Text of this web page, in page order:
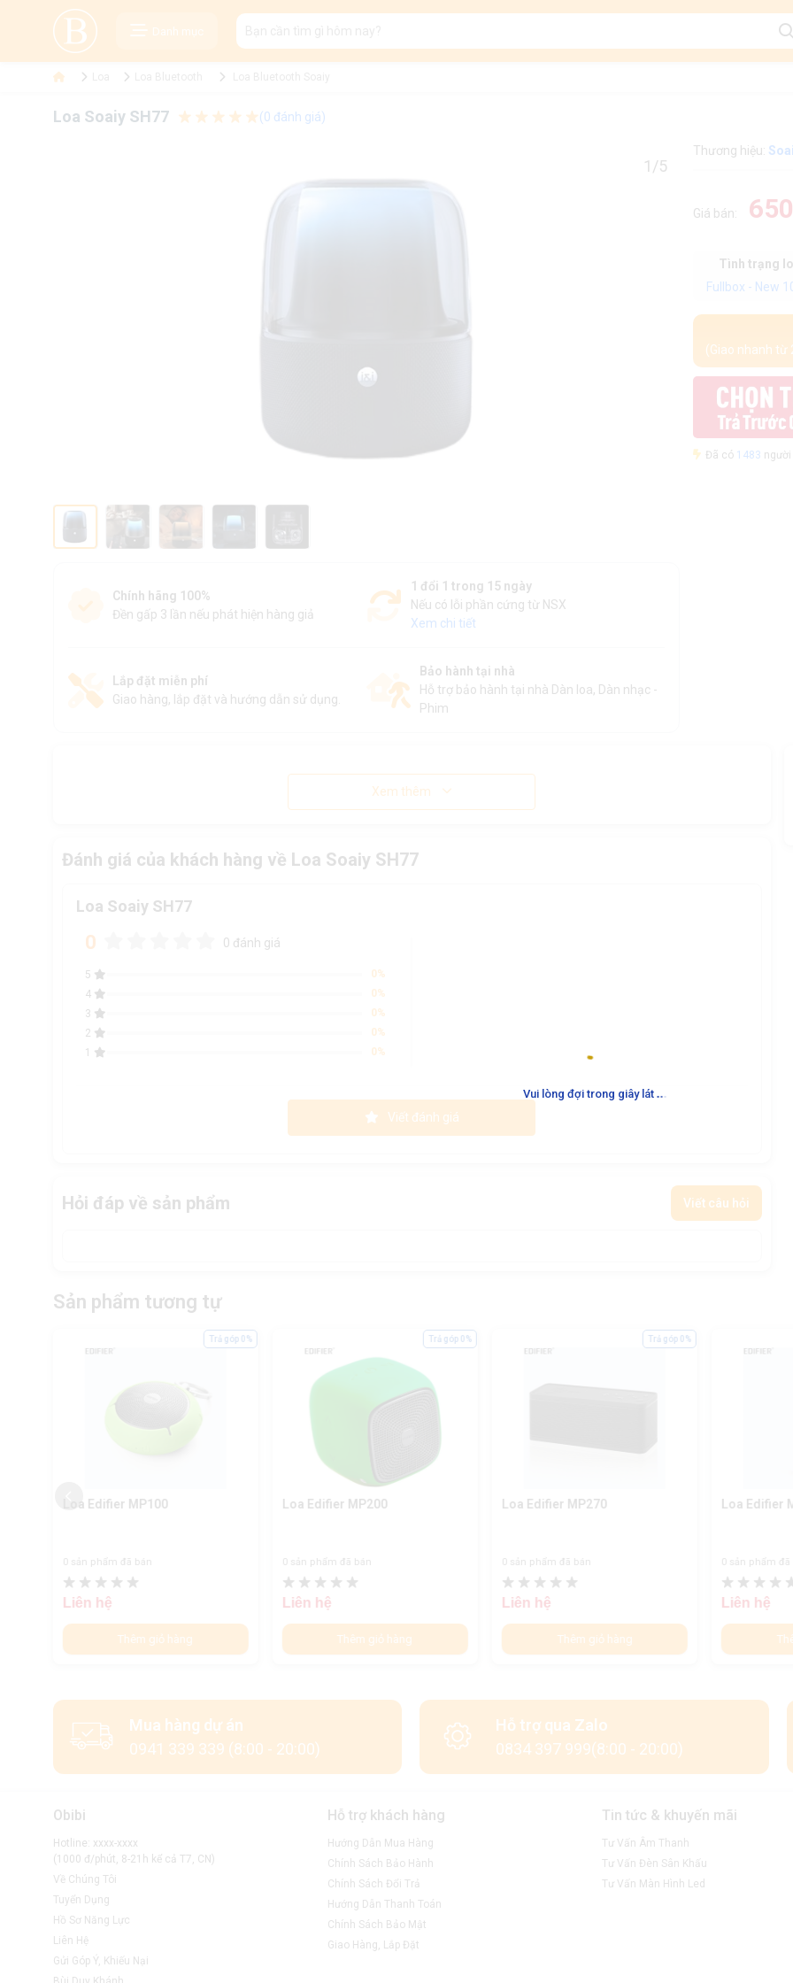
Vui lòng đợi trong giây lát ...
Danh mục
Loa Soaiy SH77 (0 đánh giá)
1/5
Chính hãng 100%
Đền gấp 3 lần nếu phát hiện hàng giả
1 đổi 1 trong 15 ngày
Nếu có lỗi phần cứng từ NSX
Xem chi tiết
Lắp đặt miễn phí
Giao hàng, lắp đặt và hướng dẫn sử dụng.
Bảo hành tại nhà
Hỗ trợ bảo hành tại nhà Dàn loa, Dàn nhạc -
Phim
Thương hiệu:
Giá bán:
Tình trạng
Fullbox - New
(Giao nhanh từ
Đã có 1483
Xem thêm
Đánh giá của khách hàng về Loa Soaiy SH77
Loa Soaiy SH77
0 0 đánh giá
5
0%
4
0%
3
0%
2
0%
1
0%
Viết đánh giá
Hỏi đáp về sản phẩm Viết câu hỏi
Sản phẩm tương tự
Loa Edifier MP100
0 sản phẩm đã bán
Liên hệ
Thêm giỏ hàng
Trả góp 0%
Loa Edifier MP200
0 sản phẩm đã bán
Liên hệ
Thêm giỏ hàng
Trả góp 0%
Loa Edifier MP270
0 sản phẩm đã bán
Liên hệ
Thêm giỏ hàng
Trả góp 0%
Loa Edifier
0 sản phẩm đã
Liên hệ
Mua hàng dự án
0941 339 339 (8:00 - 20:00)
Hỗ trợ qua Zalo
0834 397 999(8:00 - 20:00)
Obibi
Hotline: xxxx-xxxx
(1000 đ/phút, 8-21h kể cả T7, CN)
Về Chúng Tôi
Tuyển Dụng
Hồ Sơ Năng Lực
Liên Hệ
Gửi Góp Ý, Khiếu Nại
Hỗ trợ khách hàng
Hướng Dẫn Mua Hàng
Chính Sách Bảo Hành
Chính Sách Đổi Trả
Hướng Dẫn Thanh Toán
Chính Sách Bảo Mật
Giao Hàng, Lắp Đặt
Tin tức & khuyến mãi
Tư Vấn Âm Thanh
Tư Vấn Đèn Sân Khấu
Tư Vấn Màn Hình Led